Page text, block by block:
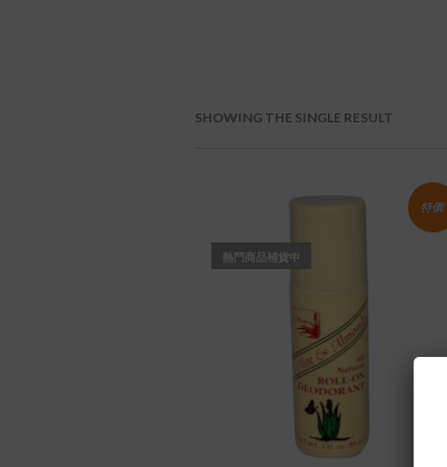
SHOWING THE SINGLE RESULT
特價!
熱門商品補貨中